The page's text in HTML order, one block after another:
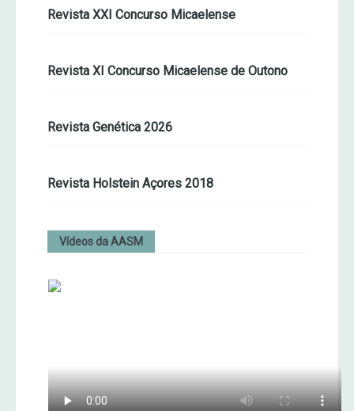
Revista XXI Concurso Micaelense
Revista XI Concurso Micaelense de Outono
Revista Genética 2026
Revista Holstein Açores 2018
Vídeos da AASM